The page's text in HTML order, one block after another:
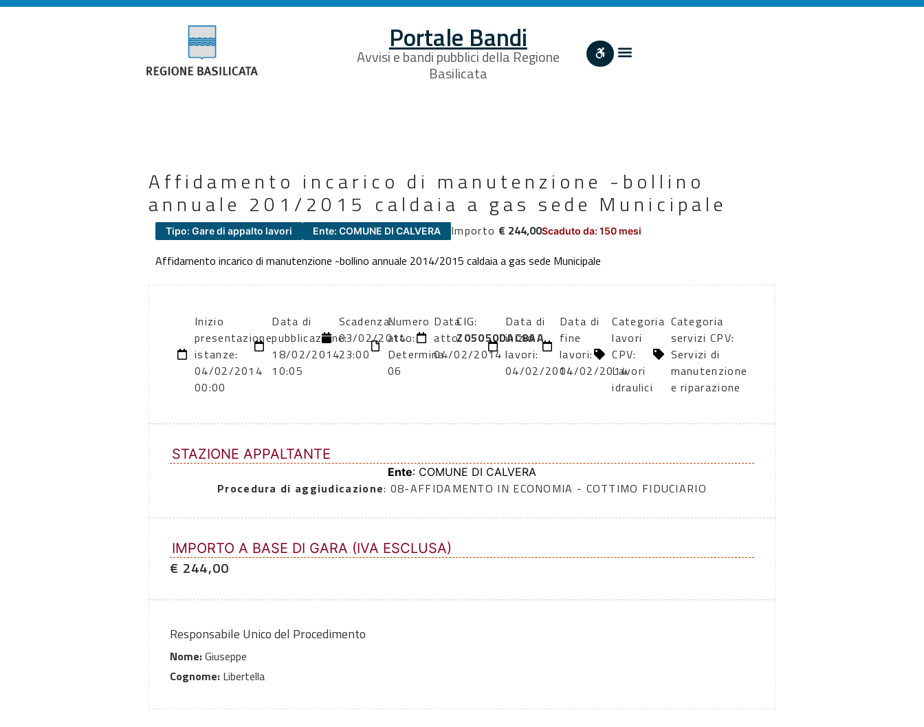
Portale Bandi
Avvisi e bandi pubblici della Regione
Basilicata
Affidamento incarico di manutenzione -bollino
annuale 201/2015 caldaia a gas sede Municipale
Tipo: Gare di appalto lavori Ente: COMUNE DI CALVERA Importo € 244,00Scaduto da: 150 mesi
Affidamento incarico di manutenzione -bollino annuale 2014/2015 caldaia a gas sede Municipale
Inizio
presentazione
istanze:
04/02/2014
00:00
Data di
pubblicazione:
18/02/2014
10:05
Scadenza:
03/02/2014
23:00
Numero
atto:
Determina
06
Data
atto:
04/02/2014
CIG:
Z05050DAC8AA
Data di
inizio
lavori:
04/02/2014
Data di
fine
lavori:
04/02/2014
Categoria
lavori
CPV:
Lavori
idraulici
Categoria
servizi CPV:
Servizi di
manutenzione
e riparazione
STAZIONE APPALTANTE
Ente: COMUNE DI CALVERA
Procedura di aggiudicazione: 08-AFFIDAMENTO IN ECONOMIA - COTTIMO FIDUCIARIO
IMPORTO A BASE DI GARA (IVA ESCLUSA)
€ 244,00
Responsabile Unico del Procedimento
Nome:Giuseppe
Cognome: Libertella